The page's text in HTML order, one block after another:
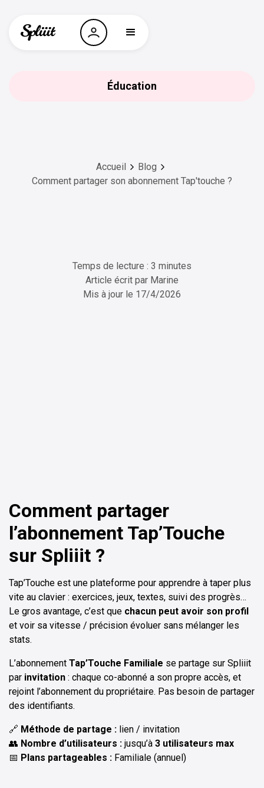
Éducation
Accueil
Blog
Comment partager son abonnement Tap'touche ?
Temps de lecture : 3 minutes
Article écrit par Marine
Mis à jour le 17/4/2026
Comment partager
l’abonnement Tap’Touche
sur Spliiit ?
Tap’Touche est une plateforme pour apprendre à taper plus
vite au clavier : exercices, jeux, textes, suivi des progrès…
Le gros avantage, c’est que chacun peut avoir son profil
et voir sa vitesse / précision évoluer sans mélanger les
stats.
L’abonnement Tap’Touche Familiale se partage sur Spliiit
par invitation : chaque co-abonné a son propre accès, et
rejoint l’abonnement du propriétaire. Pas besoin de partager
des identifiants.
🔗 Méthode de partage : lien / invitation
👥 Nombre d’utilisateurs : jusqu’à 3 utilisateurs max
📅 Plans partageables : Familiale (annuel)